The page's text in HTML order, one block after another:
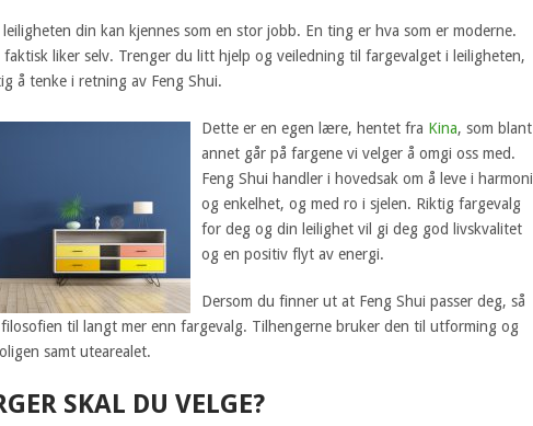
din kan kjennes som en stor jobb. En ting er hva som er moderne.
liker selv. Trenger du litt hjelp og veiledning til fargevalget i leiligheten,
å tenke i retning av Feng Shui.
Dette er en egen lære, hentet fra Kina, som blant
annet går på fargene vi velger å omgi oss med.
Feng Shui handler i hovedsak om å leve i harmoni
og enkelhet, og med ro i sjelen. Riktig fargevalg
for deg og din leilighet vil gi deg god livskvalitet
og en positiv flyt av energi.
Dersom du finner ut at Feng Shui passer deg, så
til langt mer enn fargevalg. Tilhengerne bruker den til utforming og
samt utearealet.
SKAL DU VELGE?